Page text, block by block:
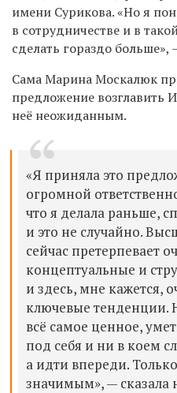
имени Сурикова. «Но я
в сотрудничестве и в
сделать гораздо
Сама Марина Москалюк
предложение возглавить
неё неожиданным.
«Я приняла это
огромной
что я делала раньше,
и это не случайно.
сейчас претерпевает
концептуальные и
и здесь, мне кажется,
ключевые тенденции.
всё самое ценное,
под себя и ни в коем
а идти впереди.
значимым», — сказала